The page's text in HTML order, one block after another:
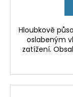
Hloubkově
oslabeným
zatížení.